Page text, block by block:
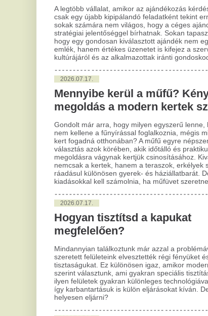
választás azok körében, akik időtálló és praktikus
megoldásra vágynak kertjük csinosításához. Kiváló választás
nemcsak a kertek, hanem a teraszok, erkélyek számára is,
ráadásul különösen gyerek- és háziállatbarát. De milyen
kiadásokkal kell számolnia, ha műfüvet szeretne vásárolni?
2026.07.17.
megfelelően?
Mindannyian találkoztunk már azzal a problémával, amikor
szeretett felületeink elvesztették régi fényüket és
tisztaságukat. Ez különösen igaz, amikor modern design
szerint választunk, ami gyakran speciális tisztítást igényel. Az
így karbantartásuk is külön eljárásokat kíván. De hogyan kell
helyesen eljárni?
2026.07.17.
A csillagjegyed elárulja, miért alszol
rosszul
ágyban, azon gondolkodva, vajon mi okozhatja az
alvásproblémáit. Lehet, hogy a csillagjegyednek is köze van
sokat elmondhat arról, hogyan és miért aludhatunk
nyugtalanul. Az alábbiakban bemutatjuk, hogy melyik
csillagjegy milyen alvásgondokkal küszködhet, illetve adunk
néhány tippet, hogyan lehetsz kipihentebb.
2026.07.17.
Modern megoldás a kopaszodás
ellen: hajtetoválás és
mikropigmentáció
A hajhullás és kopaszodás sokak számára okoz kihívást,
nem csak az idősebbek, de fiatalabb férfiak körében is.